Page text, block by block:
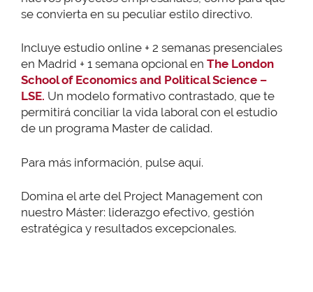
se convierta en su peculiar estilo directivo.
Incluye estudio online + 2 semanas presenciales
en Madrid + 1 semana opcional en The London
School of Economics and Political Science –
LSE. Un modelo formativo contrastado, que te
permitirá conciliar la vida laboral con el estudio
de un programa Master de calidad.
Para más información, pulse aquí.
Domina el arte del Project Management con
nuestro Máster: liderazgo efectivo, gestión
estratégica y resultados excepcionales.